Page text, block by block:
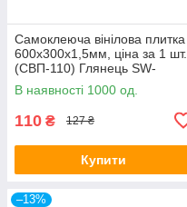
Самоклеюча вінілова плитка
600х300х1,5мм, ціна за 1 шт.
(СВП-110) Глянець SW-
00000499
В наявності 1000 од.
110 ₴ 127 ₴
Купити
–13%